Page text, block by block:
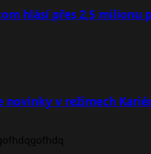
hlásí přes 2,5
novinky v režimech